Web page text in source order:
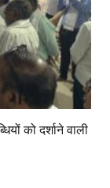
को दर्शाने वाली